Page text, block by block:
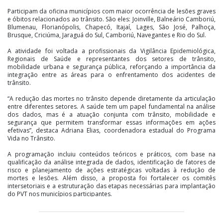
Participam da oficina municípios com maior ocorrência de lesões graves
e óbitos relacionados ao trânsito. São eles: Joinville, Balneário Camboriú,
Blumenau, Florianópolis, Chapecó, Itajaí, Lages, São José, Palhoça,
Brusque, Criciúma, Jaraguá do Sul, Camboriú, Navegantes e Rio do Sul.
A atividade foi voltada a profissionais da Vigilância Epidemiológica,
Regionais de Saúde e representantes dos setores de trânsito,
mobilidade urbana e segurança pública, reforçando a importância da
integração entre as áreas para o enfrentamento dos acidentes de
trânsito.
“A redução das mortes no trânsito depende diretamente da articulação
entre diferentes setores. A saúde tem um papel fundamental na análise
dos dados, mas é a atuação conjunta com trânsito, mobilidade e
segurança que permitem transformar essas informações em ações
efetivas”, destaca Adriana Elias, coordenadora estadual do Programa
Vida no Trânsito.
A programação incluiu conteúdos teóricos e práticos, com base na
qualificação da análise integrada de dados, identificação de fatores de
risco e planejamento de ações estratégicas voltadas à redução de
mortes e lesões. Além disso, a proposta foi fortalecer os comitês
intersetoriais e a estruturação das etapas necessárias para implantação
do PVT nos municípios participantes.
A realização da oficina é resultado de um levantamento conduzido pela